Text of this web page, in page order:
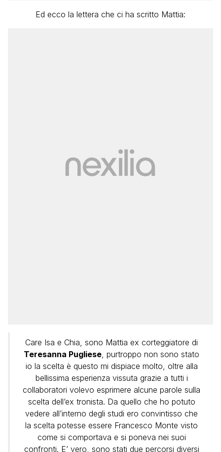
Ed ecco la lettera che ci ha scritto Mattia:
Care Isa e Chia, sono Mattia ex corteggiatore di
Teresanna Pugliese , purtroppo non sono stato
io la scelta è questo mi dispiace molto, oltre alla
bellissima esperienza vissuta grazie a tutti i
collaboratori volevo esprimere alcune parole sulla
scelta dell’ex tronista. Da quello che ho potuto
vedere all’interno degli studi ero convintisso che
la scelta potesse essere Francesco Monte visto
come si comportava e si poneva nei suoi
confronti. E’ vero, sono stati due percorsi diversi